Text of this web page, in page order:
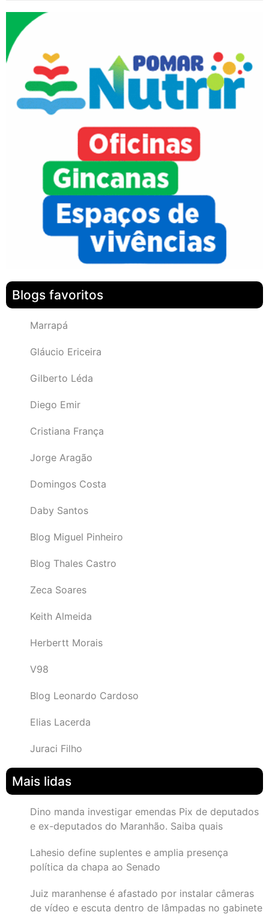
Blogs favoritos
Marrapá
Gláucio Ericeira
Gilberto Léda
Diego Emir
Cristiana França
Jorge Aragão
Domingos Costa
Daby Santos
Blog Miguel Pinheiro
Blog Thales Castro
Zeca Soares
Keith Almeida
Herbertt Morais
V98
Blog Leonardo Cardoso
Elias Lacerda
Juraci Filho
Mais lidas
Dino manda investigar emendas Pix de deputados
e ex-deputados do Maranhão. Saiba quais
Lahesio define suplentes e amplia presença
política da chapa ao Senado
Juiz maranhense é afastado por instalar câmeras
de vídeo e escuta dentro de lâmpadas no gabinete